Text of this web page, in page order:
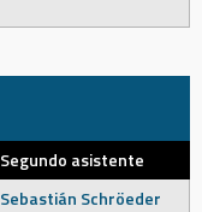
Segundo asistente
Sebastián Schröeder